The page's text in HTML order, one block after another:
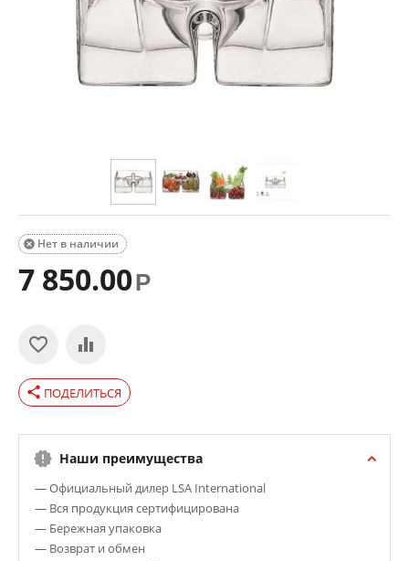
Нет в наличии

7 850.00Р
share ПОДЕЛИТЬСЯ
Наши преимущества
— Официальный дилер LSA International
— Вся продукция сертифицирована
— Бережная упаковка
— Возврат и обмен